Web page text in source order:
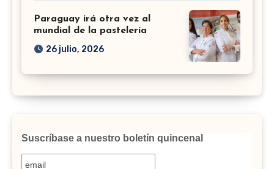
Paraguay irá otra vez al
mundial de la pastelería
26 julio, 2026
Suscríbase a nuestro boletín quincenal